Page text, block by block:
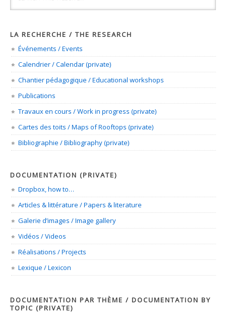
LA RECHERCHE / THE RESEARCH
Événements / Events
Calendrier / Calendar (private)
Chantier pédagogique / Educational workshops
Publications
Travaux en cours / Work in progress (private)
Cartes des toits / Maps of Rooftops (private)
Bibliographie / Bibliography (private)
DOCUMENTATION (PRIVATE)
Dropbox, how to…
Articles & littérature / Papers & literature
Galerie d’images / Image gallery
Vidéos / Videos
Réalisations / Projects
Lexique / Lexicon
DOCUMENTATION PAR THÈME / DOCUMENTATION BY
TOPIC (PRIVATE)